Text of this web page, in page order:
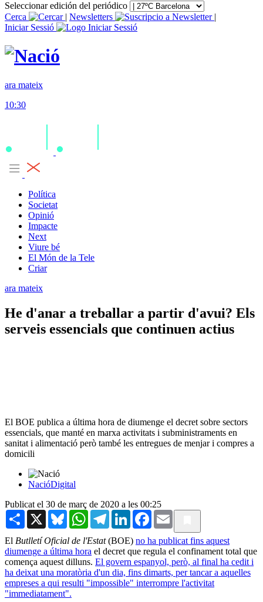
Seleccionar edición del periódico
Cerca
| Newsletters
|
Iniciar Sessió
ara mateix
10:30
Política
Societat
Opinió
Impacte
Next
Viure bé
El Món de la Tele
Criar
ara mateix
He d'anar a treballar a partir d'avui? Els
serveis essencials que continuen actius
El BOE publica a última hora de diumenge el decret sobre sectors
essencials, que manté en marxa activitats i subministraments en
sanitat i alimentació però també les entregues de menjar i compres a
domicili
NacióDigital
Publicat el 30 de març de 2020 a les 00:25
Share X BlueskyWhatsAppTelegramLinkedInFacebook
Email
El Butlletí Oficial de l'Estat(BOE) no ha publicat fins aquest
diumenge a última hora el decret que regula el confinament total que
comença aquest dilluns. El govern espanyol, però, al final ha cedit i
ha deixat una moratòria d'un dia, fins dimarts, per tancar a aquelles
empreses a qui resulti "impossible" interrompre l'activitat
"immediatament".